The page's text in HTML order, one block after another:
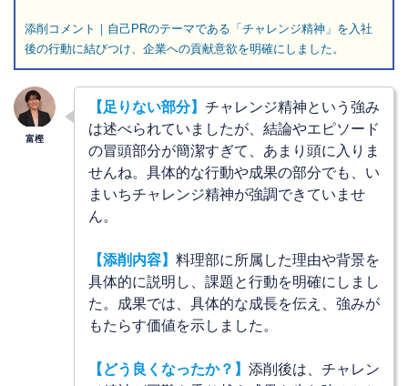
添削コメント｜自己PRのテーマである「チャレンジ精神」を入社
後の行動に結びつけ、企業への貢献意欲を明確にしました。
【足りない部分】 チャレンジ精神という強み
は述べられていましたが、結論やエピソード
の冒頭部分が簡潔すぎて、あまり頭に入りま
せんね。具体的な行動や成果の部分でも、い
まいちチャレンジ精神が強調できていませ
ん。
【添削内容】 料理部に所属した理由や背景を
具体的に説明し、課題と行動を明確にしまし
た。成果では、具体的な成長を伝え、強みが
もたらす価値を示しました。
【 どう良くなったか？ 】 添削後は、チャレン